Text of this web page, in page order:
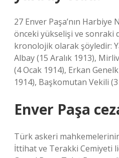
27 Enver Paşa’nın Harbiye
önceki yükselişi ve sonraki
kronolojik olarak şöyledir:
Albay (15 Aralık 1913),
(4 Ocak 1914), Erkan
1914), Başkomutan Vekili
Enver Paşa
Türk askeri
İttihat ve Terakki Cemiyeti